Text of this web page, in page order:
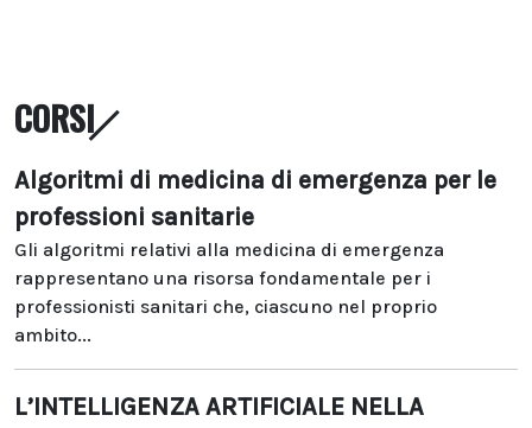
CORSI
Algoritmi di medicina di emergenza per le
professioni sanitarie
Gli algoritmi relativi alla medicina di emergenza
rappresentano una risorsa fondamentale per i
professionisti sanitari che, ciascuno nel proprio
ambito...
L’INTELLIGENZA ARTIFICIALE NELLA